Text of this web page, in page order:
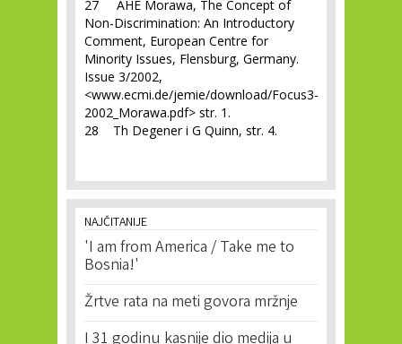
27 AHE Morawa, The Concept of
Non-Discrimination: An Introductory
Comment, European Centre for
Minority Issues, Flensburg, Germany.
Issue 3/2002,
<www.ecmi.de/jemie/download/Focus3-
2002_Morawa.pdf> str. 1.
28 Th Degener i G Quinn, str. 4.
NAJČITANIJE
'I am from America / Take me to
Bosnia!'
Žrtve rata na meti govora mržnje